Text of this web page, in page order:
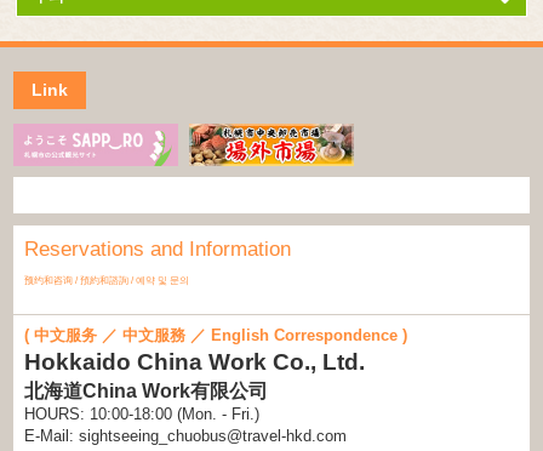
Link
Reservations and Information
预约和咨询 / 預約和諮詢 / 예약 및 문의
( 中文服务 ／ 中文服務 ／ English Correspondence )
Hokkaido China Work Co., Ltd.
北海道China Work有限公司
HOURS: 10:00-18:00 (Mon. - Fri.)
E-Mail: sightseeing_chuobus@travel-hkd.com